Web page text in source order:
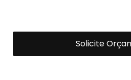
Solicite